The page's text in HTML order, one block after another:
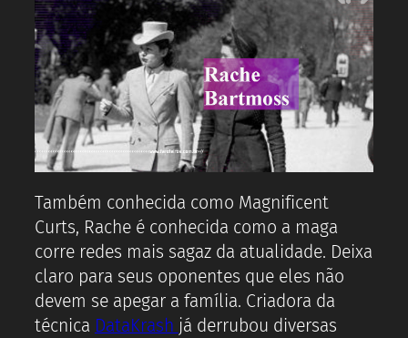
Também conhecida como Magnificent
Curts, Rache é conhecida como a maga
corre redes mais sagaz da atualidade. Deixa
claro para seus oponentes que eles não
devem se apegar a família. Criadora da
técnica DataKrash já derrubou diversas